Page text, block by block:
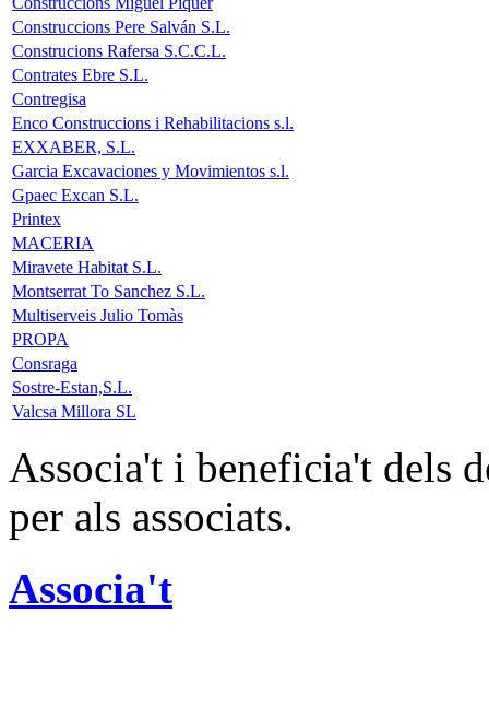
Construccions Pere Salván S.L.
Construcions Rafersa S.C.C.L.
Contrates Ebre S.L.
Contregisa
Enco Construccions i Rehabilitacions s.l.
EXXABER, S.L.
Garcia Excavaciones y Movimientos s.l.
Gpaec Excan S.L.
Printex
MACERIA
Miravete Habitat S.L.
Montserrat To Sanchez S.L.
Multiserveis Julio Tomàs
PROPA
Consraga
Sostre-Estan,S.L.
Valcsa Millora SL
Associa't i beneficia't dels
per als associats.
Associa't